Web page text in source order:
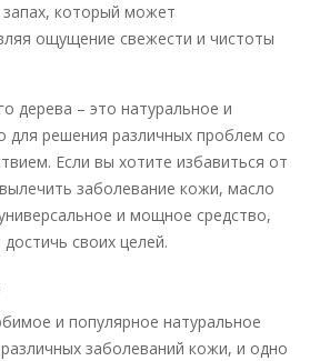
который может
ощущение свежести и чистоты
дерева – это натуральное и
для решения различных проблем со
Если вы хотите избавиться от
заболевание кожи, масло
и мощное средство,
своих целей.
и популярное натуральное
заболеваний кожи, и одно